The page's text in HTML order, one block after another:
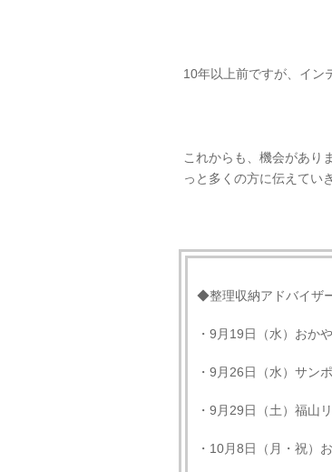
10年以上前ですが、イン
これからも、機会があり
っと多くの方に伝えてい
◆整理収納アドバイザ
・9月19日（水）おか
・9月26日（水）サン
・9月29日（土）福山
・10月8日（月・祝）